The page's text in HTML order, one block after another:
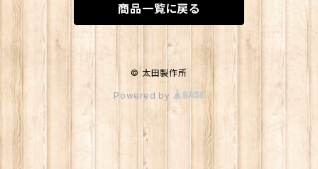
ドロップくくり罠
3代目踏み板・茶
3代目くくり罠
ねじりバネ
商品一覧に戻る
© 太田製作所
Powered by